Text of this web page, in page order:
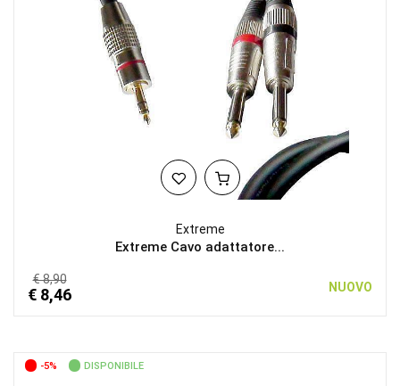
Extreme
Extreme Cavo adattatore...
€ 8,90
€ 8,46 NUOVO
-5% DISPONIBILE